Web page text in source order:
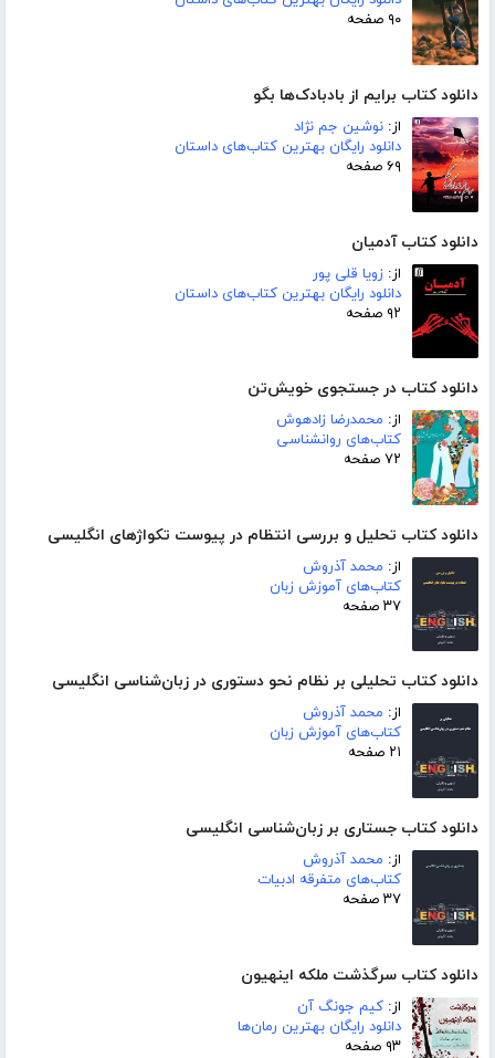
۹۰ صفحه
دانلود کتاب برایم از بادبادک‌ها بگو
از: نوشین جم نژاد
دانلود رایگان بهترین کتاب‌های داستان
۶۹ صفحه
دانلود کتاب آدمیان
از: زویا قلی پور
دانلود رایگان بهترین کتاب‌های داستان
۹۲ صفحه
دانلود کتاب در جستجوی خویش‌تن
از: محمدرضا زادهوش
کتاب‌های روانشناسی
۷۲ صفحه
دانلود کتاب تحلیل و بررسی انتظام در پیوست تکواژهای انگلیسی
از: محمد آذروش
کتاب‌های آموزش زبان
۳۷ صفحه
دانلود کتاب تحلیلی بر نظام نحو دستوری در زبان‌شناسی انگلیسی
از: محمد آذروش
کتاب‌های آموزش زبان
۲۱ صفحه
دانلود کتاب جستاری بر زبان‌شناسی انگلیسی
از: محمد آذروش
کتاب‌های متفرقه ادبیات
۳۷ صفحه
دانلود کتاب سرگذشت ملکه اینهیون
از: کیم جونگ آن
دانلود رایگان بهترین رمان‌ها
۹۳ صفحه